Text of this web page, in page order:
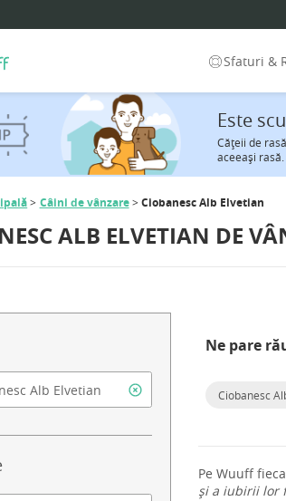
Sfaturi &
Este
Căţeii de
aceeaşi rasă.
Câini de vânzare Ciobanesc Alb Elvetian
ALB ELVETIAN DE
Ne pare
Ciobanesc
Pe Wuuff
și a iubirii lor